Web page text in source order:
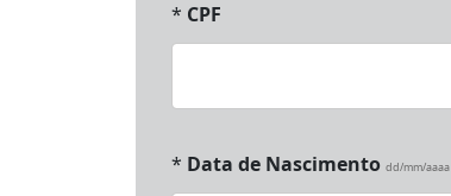
* CPF
* Data de Nascimento dd/mm/aaaa